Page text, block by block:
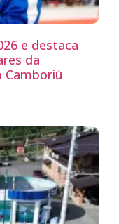
e destaca
da